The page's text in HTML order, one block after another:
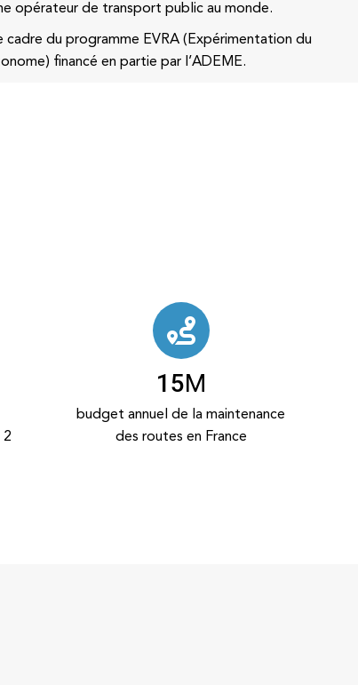
opérateur de transport public au monde.
cadre du programme EVRA (Expérimentation du
financé en partie par l’ADEME.
2
15M
budget annuel de la maintenance
des routes en France